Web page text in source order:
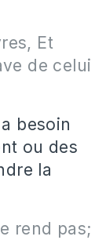
Et
de celui
besoin
ou des
la
rend pas;